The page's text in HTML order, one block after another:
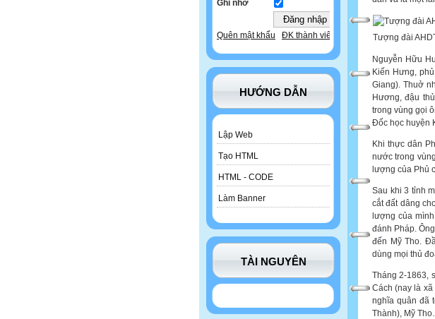
Ghi nhớ
Quên mật khẩu ĐK thành viên
HƯỚNG DẪN
Lập Web
Tạo HTML
HTML - CODE
Làm Banner
TÀI NGUYÊN
Tượng đài
Nguyễn Hữu
Kiến Hưng,
Giang). Thuở
Hương, đậu
trong vùng gọi
Đốc học huyện
Khi thực dân
nước trong
lượng của Phủ
Sau khi 3 tỉnh
cắt đất dâng
lượng của
đánh Pháp.
đến Mỹ Tho.
dùng mọi thủ
Tháng 2-1863,
Cách (nay là
nghĩa quân đã
Thành), Mỹ